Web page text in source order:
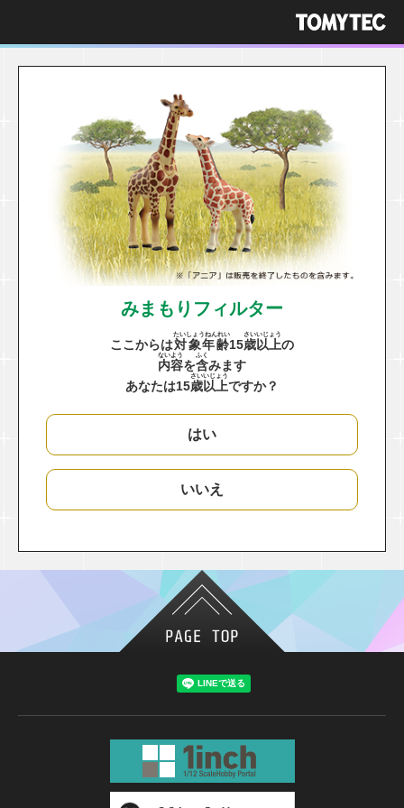
みまもりフィルター
ここからは対象年齢
たいしょうねんれい
15歳
さい
以上
いじょう
の
内容
ないよう
を含
ふく
みます
あなたは15歳
さい
以上
いじょう
ですか？
はい
いいえ